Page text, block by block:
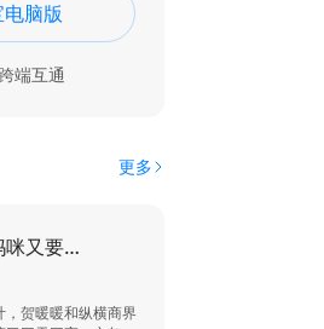
脑版
端互通
更多
亿万萌宝：妈咪又要征婚了
，贺暖暖和纵横商界